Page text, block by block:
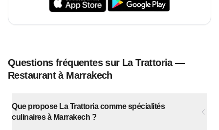
Questions fréquentes sur La Trattoria —
Restaurant à Marrakech
Que propose La Trattoria comme spécialités
culinaires à Marrakech ?